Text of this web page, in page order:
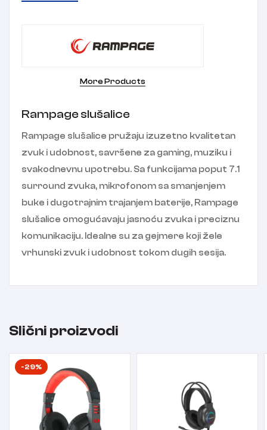
More Products
Rampage slušalice
Rampage slušalice pružaju izuzetno kvalitetan
zvuk i udobnost, savršene za gaming, muziku i
svakodnevnu upotrebu. Sa funkcijama poput 7.1
surround zvuka, mikrofonom sa smanjenjem
buke i dugotrajnim trajanjem baterije, Rampage
slušalice omogućavaju jasnoću zvuka i preciznu
komunikaciju. Idealne su za gejmere koji žele
vrhunski zvuk i udobnost tokom dugih sesija.
Slični proizvodi
-29%